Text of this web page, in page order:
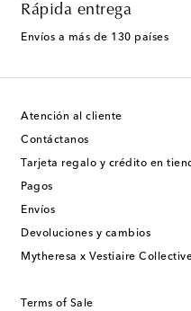
Rápida entrega
Envíos a más de 130 países
Atención al cliente
Contáctanos
Tarjeta regalo y crédito en
Pagos
Envíos
Devoluciones y cambios
Mytheresa x Vestiaire
Terms of Sale